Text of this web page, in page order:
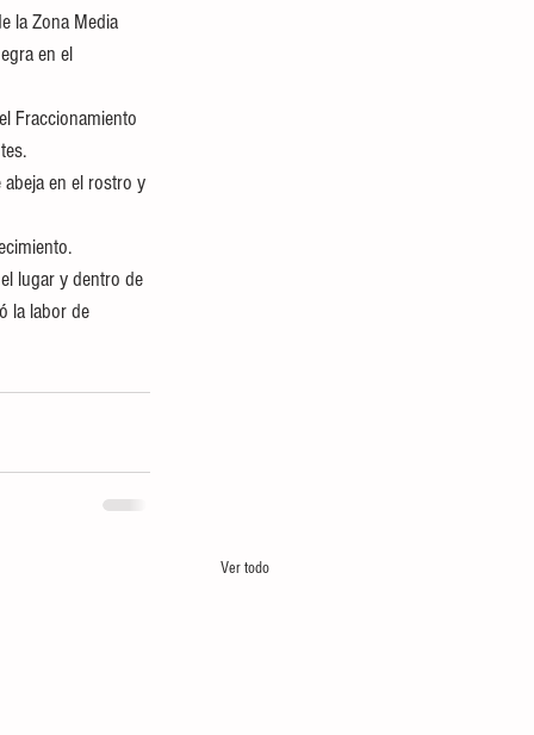
la Zona Media
en el
Fraccionamiento
en el rostro y
lugar y dentro de
la labor de
Ver todo